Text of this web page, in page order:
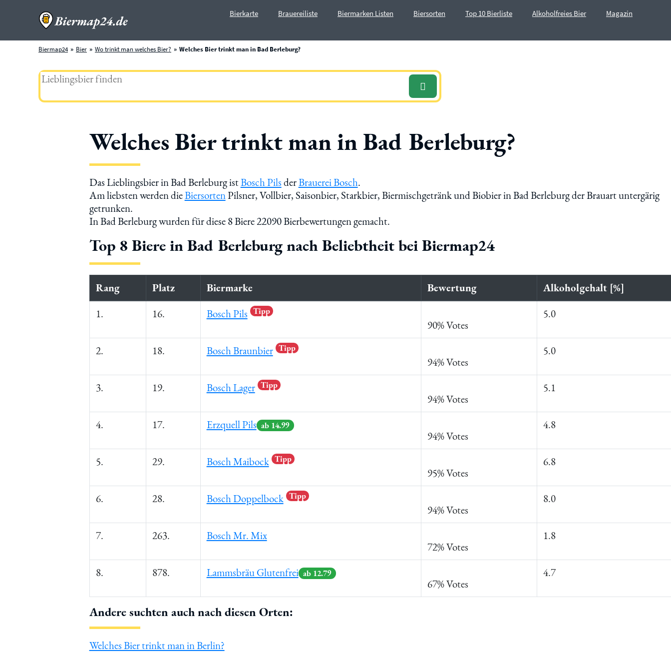
Bierkarte Brauereiliste Biermarken Listen Biersorten Top 10 Bierliste Alkoholfreies Bier Magazin
Biermap24 Bier Wo trinkt man welches Bier? Welches Bier trinkt man in Bad Berleburg?
Welches Bier trinkt man in Bad Berleburg?
Das Lieblingsbier in Bad Berleburg istBosch PilsderBrauerei Bosch.
Am liebsten werden dieBiersortenPilsner, Vollbier, Saisonbier, Starkbier, Biermischgetränk und Biobier in Bad Berleburg der Brauart untergärig
getrunken.
In Bad Berleburg wurden für diese 8 Biere 22090 Bierbewertungen gemacht.
Top 8 Biere in Bad Berleburg nach Beliebtheit bei Biermap24
Rang Platz Biermarke Bewertung
Alkoholgehalt [%]
1.
16. Bosch Pils Tipp
90% Votes
5.0
2. 18. Bosch Braunbier Tipp
94% Votes
5.0
3. 19. Bosch Lager Tipp
94% Votes
5.1
4. 17. Erzquell Pils ab 14.99
94% Votes
4.8
5. 29. Bosch Maibock Tipp
95% Votes
6.8
6. 28. Bosch Doppelbock Tipp
94% Votes
8.0
7. 263.
Bosch Mr. Mix
72% Votes
1.8
8. 878. Lammsbräu Glutenfrei ab 12.79
67% Votes
4.7
Andere suchten auch nach diesen Orten:
Welches Bier trinkt man in Berlin?